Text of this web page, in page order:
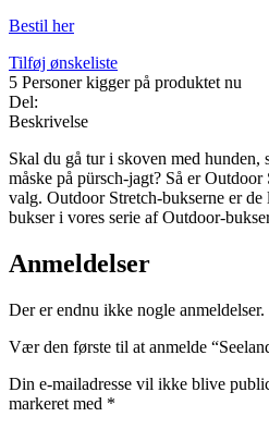
Bestil her
Tilføj ønskeliste
5 Personer kigger på produktet nu
Del:
Beskrivelse
Skal du gå tur i skoven med hunden,
måske på pürsch-jagt? Så er
valg. Outdoor Stretch-bukserne er de
bukser i vores serie af Outdoor-
Anmeldelser
Der er endnu ikke nogle anmeldelser.
Vær den første til at anmelde
Din e-mailadresse vil ikke blive
markeret med *